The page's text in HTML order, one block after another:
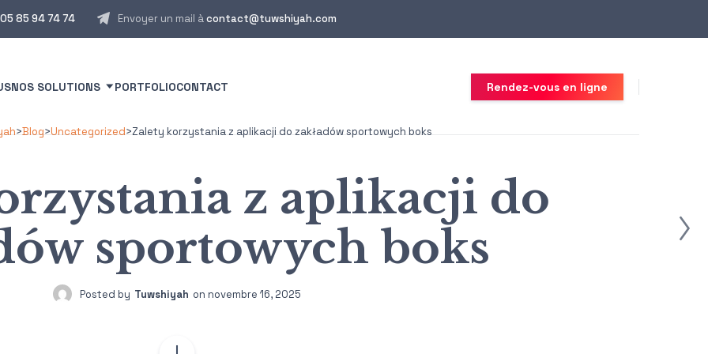
85 94 74 74 Envoyer un mail àcontact@tuwshiyah.com
NOS SOLUTIONS PORTFOLIOCONTACT Rendez-vous en ligne
>Blog>Uncategorized>Zalety korzystania z aplikacji do zakładów sportowych boks
z aplikacji do
sportowych boks
Posted by Tuwshiyah on novembre 16, 2025